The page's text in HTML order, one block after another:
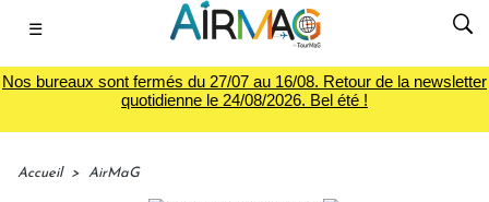
☰
Nos bureaux sont fermés du 27/07 au 16/08. Retour de la newsletter
quotidienne le 24/08/2026. Bel été !
Accueil > AirMaG